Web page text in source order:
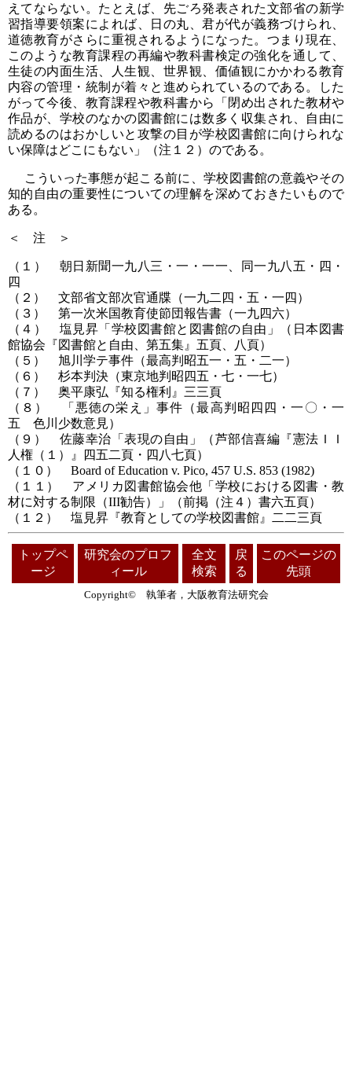
えてならない。たとえば、先ごろ発表された文部省の新学
習指導要領案によれば、日の丸、君が代が義務づけられ、
道徳教育がさらに重視されるようになった。つまり現在、
このような教育課程の再編や教科書検定の強化を通して、
生徒の内面生活、人生観、世界観、価値観にかかわる教育
内容の管理・統制が着々と進められているのである。した
がって今後、教育課程や教科書から「閉め出された教材や
作品が、学校のなかの図書館には数多く収集され、自由に
読めるのはおかしいと攻撃の目が学校図書館に向けられな
い保障はどこにもない」（注１２）のである。
こういった事態が起こる前に、学校図書館の意義やその
知的自由の重要性についての理解を深めておきたいもので
ある。
＜ 注 ＞
（１） 朝日新聞一九八三・一・一一、同一九八五・四・
四
（２） 文部省文部次官通牒（一九二四・五・一四）
（３） 第一次米国教育使節団報告書（一九四六）
（４） 塩見昇「学校図書館と図書館の自由」（日本図書
館協会『図書館と自由、第五集』五頁、八頁）
（５） 旭川学テ事件（最高判昭五一・五・二一）
（６） 杉本判決（東京地判昭四五・七・一七）
（７） 奥平康弘『知る権利』三三頁
（８） 「悪徳の栄え」事件（最高判昭四四・一〇・一
五 色川少数意見）
（９） 佐藤幸治「表現の自由」（芦部信喜編『憲法ＩＩ
人権（１）』四五二頁・四八七頁）
（１０） Board of Education v. Pico, 457 U.S. 853 (1982)
（１１） アメリカ図書館協会他「学校における図書・教
材に対する制限（III勧告）」（前掲（注４）書六五頁）
（１２） 塩見昇『教育としての学校図書館』二二三頁
トップペ
ージ
研究会のプロフ
ィール
全文
検索
戻
る
このページの
先頭
Copyright© 執筆者，大阪教育法研究会